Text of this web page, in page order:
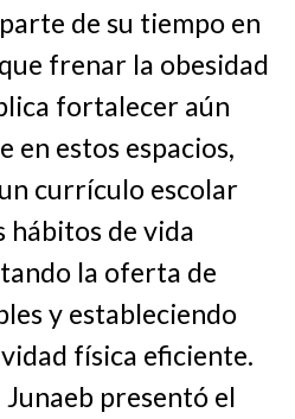
de su tiempo en
frenar la obesidad
fortalecer aún
en estos espacios,
currículo escolar
hábitos de vida
la oferta de
y estableciendo
física eficiente.
presentó el